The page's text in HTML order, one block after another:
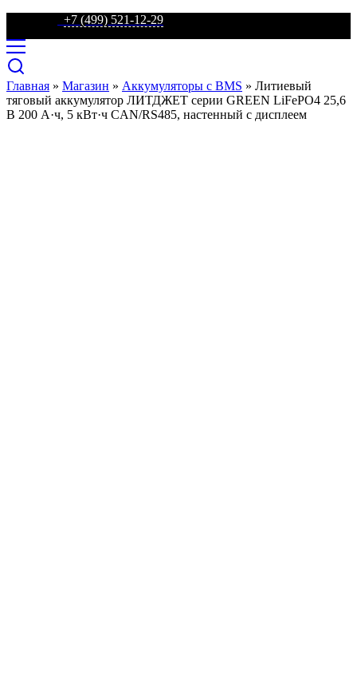
+7 (499) 521-12-29
Главная » Магазин » Аккумуляторы с BMS » Литиевый
тяговый аккумулятор ЛИТДЖЕТ серии GREEN LiFePO4 25,6
В 200 А·ч, 5 кВт·ч CAN/RS485, настенный с дисплеем